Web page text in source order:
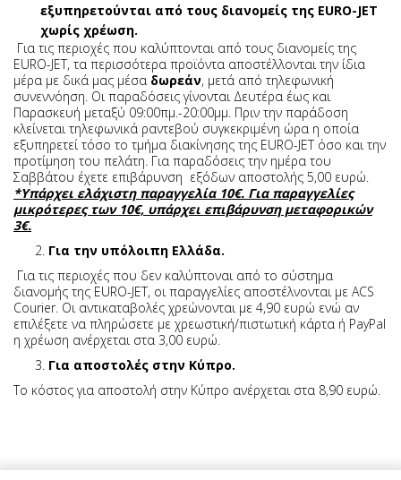
εξυπηρετούνται από τους διανομείς της EURO-JET
χωρίς χρέωση.
Για τις περιοχές που καλύπτονται από τους διανομείς της
EURO-JET, τα περισσότερα προϊόντα αποστέλλονται την ίδια
μέρα με δικά μας μέσα δωρεάν, μετά από τηλεφωνική
συνεννόηση. Οι παραδόσεις γίνονται Δευτέρα έως και
Παρασκευή μεταξύ 09:00πμ.-20:00μμ. Πριν την παράδοση
κλείνεται τηλεφωνικά ραντεβού συγκεκριμένη ώρα η οποία
εξυπηρετεί τόσο το τμήμα διακίνησης της EURO-JET όσο και την
προτίμηση του πελάτη. Για παραδόσεις την ημέρα του
Σαββάτου έχετε επιβάρυνση εξόδων αποστολής 5,00 ευρώ.
*Υπάρχει ελάχιστη παραγγελία 10€. Για παραγγελίες
μικρότερες των 10€, υπάρχει επιβάρυνση μεταφορικών
3€.
2. Για την υπόλοιπη Ελλάδα.
Για τις περιοχές που δεν καλύπτοναι από το σύστημα
διανομής της EURO-JET, οι παραγγελίες αποστέλνονται με ACS
Courier. Οι αντικαταβολές χρεώνονται με 4,90 ευρώ ενώ αν
επιλέξετε να πληρώσετε με χρεωστική/πιστωτική κάρτα ή PayPal
η χρέωση ανέρχεται στα 3,00 ευρώ.
3. Για αποστολές στην Κύπρο.
Το κόστος για αποστολή στην Κύπρο ανέρχεται στα 8,90 ευρώ.